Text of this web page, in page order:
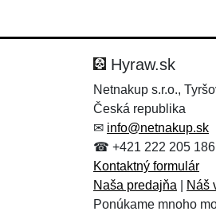
Hyraw.sk
Netnakup s.r.o.,
Česká republika
✉ info@netnakup.sk
☎ +421 222 205 186
Kontaktný formulár
Naša predajňa
Náš
Ponúkame mnoho